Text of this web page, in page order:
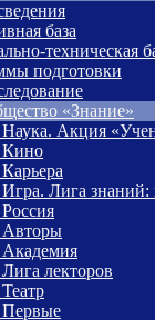
база
техническая
подготовки
«Знание»
Наука. Акция
Кино
Лига
Авторы
лекторов
Первые